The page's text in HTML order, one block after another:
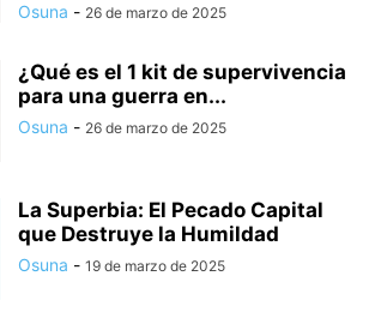
Osuna - 26 de marzo de 2025
¿Qué es el 1 kit de supervivencia
para una guerra en...
Osuna - 26 de marzo de 2025
La Superbia: El Pecado Capital
que Destruye la Humildad
Osuna - 19 de marzo de 2025